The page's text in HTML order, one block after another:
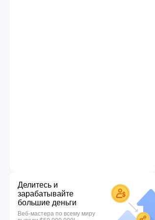
Делитесь и
зарабатывайте
большие деньги
Веб-мастера по всему миру